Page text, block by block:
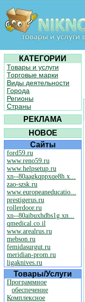
КАТЕГОРИИ
Товары и услуги
Торговые марки
Виды деятельности
Города
Регионы
Страны
РЕКЛАМА
НОВОЕ
Сайты
ford59.ru
www.reno59.ru
www.helpsetup.ru
xn--80aagkqppxqe8h.x...
zao-szsk.ru
www.europeaneducatio...
prestigerus.ru
rollerdoor.ru
xn--80aibuxhdbs1g.xn...
qmedical.co.il
www.arealrus.ru
mebson.ru
femidasurgut.ru
meridian-prom.ru
ligaknives.ru
Товары/Услуги
Программное
обеспечение
Комплексное